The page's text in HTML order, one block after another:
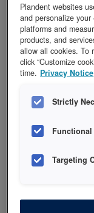
Like
Tannteknikeren
tannlegen. I
er noe av det
Man opplever
nøyaktigheten
Plandent websites
and personalize
platforms and
products, and
allow all cookies. To
click “Customize
time. Privacy Notice
Strictly
Targeting